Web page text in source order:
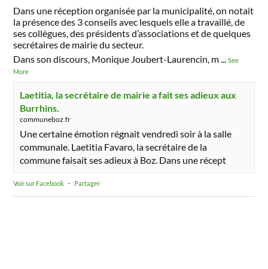
Dans une réception organisée par la municipalité, on notait
la présence des 3 conseils avec lesquels elle a travaillé, de
ses collègues, des présidents d’associations et de quelques
secrétaires de mairie du secteur.
Dans son discours, Monique Joubert-Laurencin, m...See
More
Laetitia, la secrétaire de mairie a fait ses adieux aux
Burrhins.
communeboz.fr
Une certaine émotion régnait vendredi soir à la salle
communale. Laetitia Favaro, la secrétaire de la
commune faisait ses adieux à Boz. Dans une récept
Voir sur Facebook · Partager